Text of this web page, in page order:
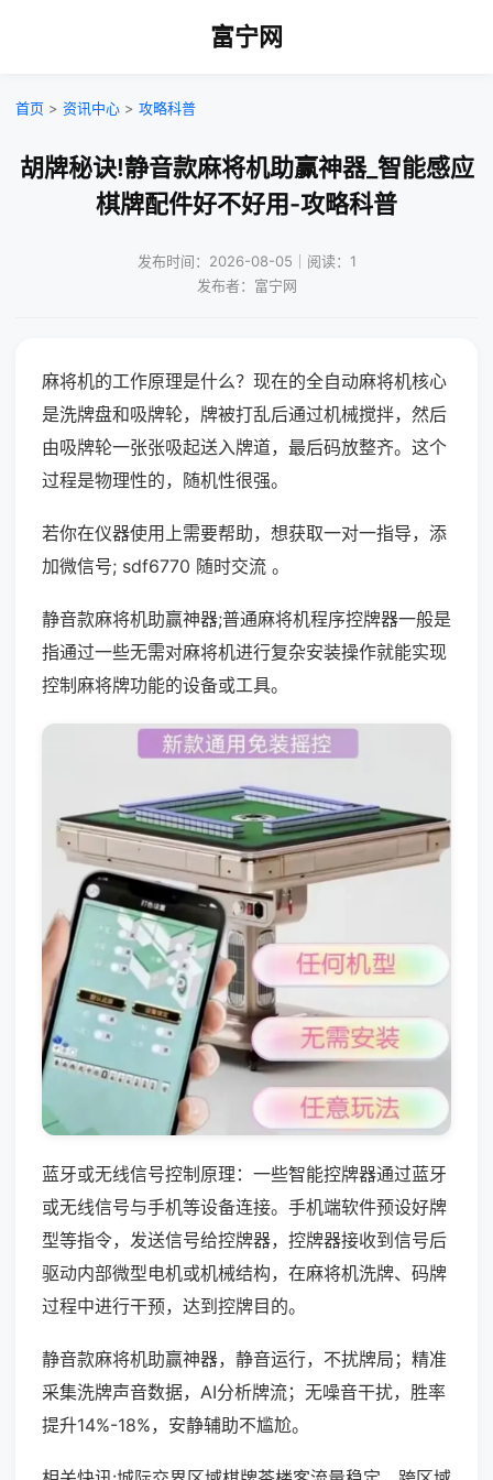
富宁网
首页 > 资讯中心 > 攻略科普
胡牌秘诀!静音款麻将机助赢神器_智能感应
棋牌配件好不好用-攻略科普
发布时间：2026-08-05｜阅读：1
发布者：富宁网
麻将机的工作原理是什么？现在的全自动麻将机核心
是洗牌盘和吸牌轮，牌被打乱后通过机械搅拌，然后
由吸牌轮一张张吸起送入牌道，最后码放整齐。这个
过程是物理性的，随机性很强。
若你在仪器使用上需要帮助，想获取一对一指导，添
加微信号; sdf6770 随时交流 。
静音款麻将机助赢神器;普通麻将机程序控牌器一般是
指通过一些无需对麻将机进行复杂安装操作就能实现
控制麻将牌功能的设备或工具。
蓝牙或无线信号控制原理：一些智能控牌器通过蓝牙
或无线信号与手机等设备连接。手机端软件预设好牌
型等指令，发送信号给控牌器，控牌器接收到信号后
驱动内部微型电机或机械结构，在麻将机洗牌、码牌
过程中进行干预，达到控牌目的。
静音款麻将机助赢神器，静音运行，不扰牌局；精准
采集洗牌声音数据，AI分析牌流；无噪音干扰，胜率
提升14%-18%，安静辅助不尴尬。